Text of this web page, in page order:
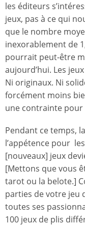
les éditeurs
jeux, pas à ce qui
que le nombre
inexorablement de
pourrait peut-être
aujourd’hui. Les
Ni originaux. Ni
forcément moins
une contrainte pour
Pendant ce temps,
l’appétence pour
[nouveaux] jeux
[Mettons que vous
tarot ou la belote.]
parties de votre jeu
toutes ses
100 jeux de plis